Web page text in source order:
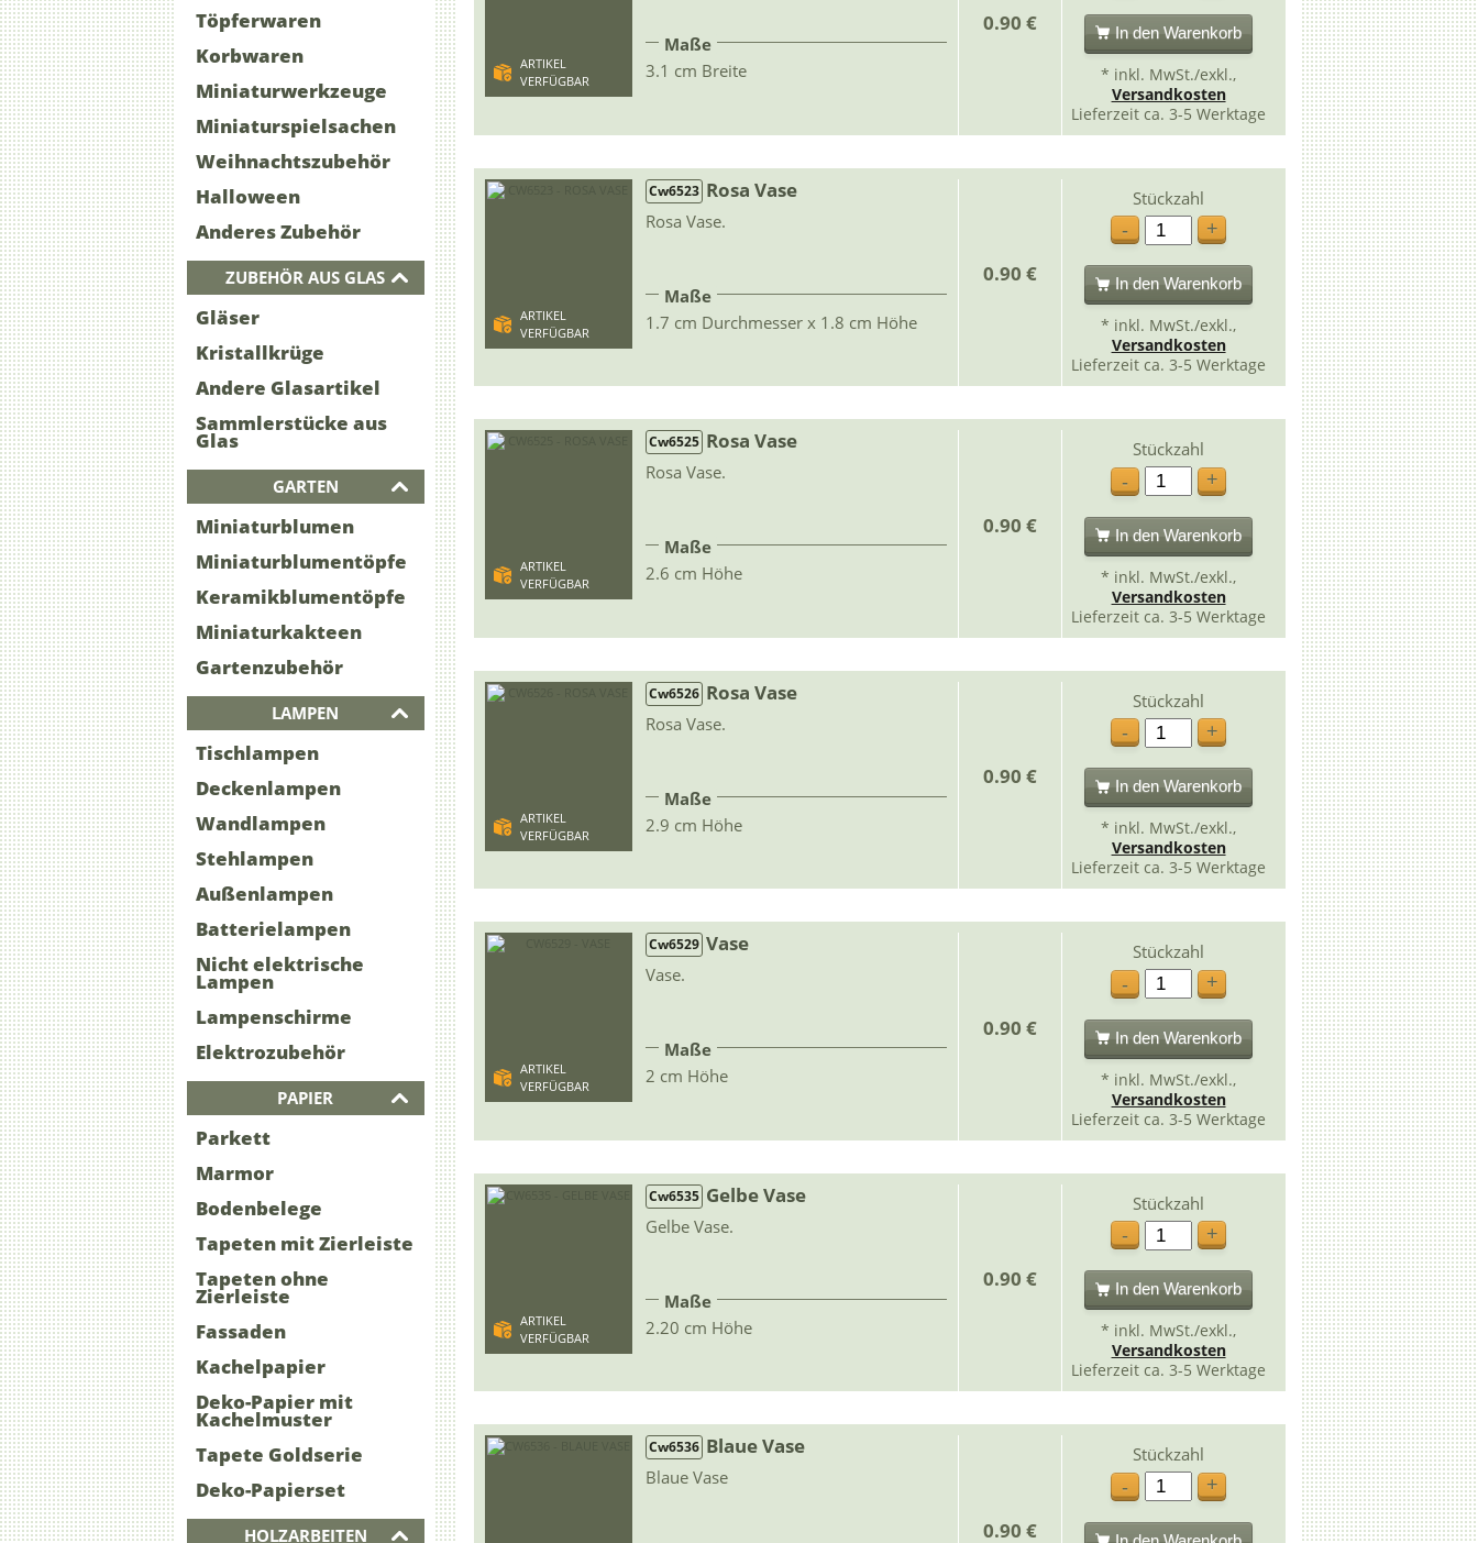
Töpferwaren
Korbwaren
Miniaturwerkzeuge
Miniaturspielsachen
Weihnachtszubehör
Halloween
Anderes Zubehör
ZUBEHÖR AUS GLAS
Gläser
Kristallkrüge
Andere Glasartikel
Sammlerstücke aus
Glas
GARTEN
Miniaturblumen
Miniaturblumentöpfe
Keramikblumentöpfe
Miniaturkakteen
Gartenzubehör
LAMPEN
Tischlampen
Deckenlampen
Wandlampen
Stehlampen
Außenlampen
Batterielampen
Nicht elektrische
Lampen
Lampenschirme
Elektrozubehör
PAPIER
Parkett
Marmor
Bodenbelege
Tapeten mit Zierleiste
Tapeten ohne
Zierleiste
Fassaden
Kachelpapier
Deko-Papier mit
Kachelmuster
Tapete Goldserie
Deko-Papierset
HOLZARBEITEN
ARTIKEL
VERFÜGBAR
Maße
3.1 cm Breite
0.90 € In den Warenkorb
* inkl. MwSt./exkl.,
Versandkosten
Lieferzeit ca. 3-5 Werktage
ARTIKEL
VERFÜGBAR
Cw6523 Rosa Vase
Rosa Vase.
Maße
1.7 cm Durchmesser x 1.8 cm Höhe
0.90 €
Stückzahl
-
+
In den Warenkorb
* inkl. MwSt./exkl.,
Versandkosten
Lieferzeit ca. 3-5 Werktage
ARTIKEL
VERFÜGBAR
Cw6525 Rosa Vase
Rosa Vase.
Maße
2.6 cm Höhe
0.90 €
Stückzahl
-
+
In den Warenkorb
* inkl. MwSt./exkl.,
Versandkosten
Lieferzeit ca. 3-5 Werktage
ARTIKEL
VERFÜGBAR
Cw6526 Rosa Vase
Rosa Vase.
Maße
2.9 cm Höhe
0.90 €
Stückzahl
-
+
In den Warenkorb
* inkl. MwSt./exkl.,
Versandkosten
Lieferzeit ca. 3-5 Werktage
ARTIKEL
VERFÜGBAR
Cw6529 Vase
Vase.
Maße
2 cm Höhe
0.90 €
Stückzahl
-
+
In den Warenkorb
* inkl. MwSt./exkl.,
Versandkosten
Lieferzeit ca. 3-5 Werktage
ARTIKEL
VERFÜGBAR
Cw6535 Gelbe Vase
Gelbe Vase.
Maße
2.20 cm Höhe
0.90 €
Stückzahl
-
+
In den Warenkorb
* inkl. MwSt./exkl.,
Versandkosten
Lieferzeit ca. 3-5 Werktage
Cw6536 Blaue Vase
Blaue Vase
0.90 €
Stückzahl
-
+